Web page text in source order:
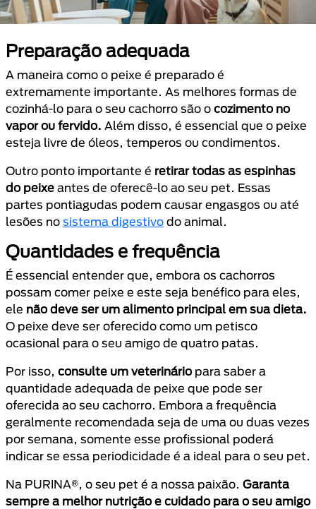
Preparação adequada
A maneira como o peixe é preparado é
extremamente importante. As melhores formas de
cozinhá-lo para o seu cachorro são o cozimento no
vapor ou fervido. Além disso, é essencial que o peixe
esteja livre de óleos, temperos ou condimentos.
Outro ponto importante é retirar todas as espinhas
do peixe antes de oferecê-lo ao seu pet. Essas
partes pontiagudas podem causar engasgos ou até
lesões no sistema digestivo do animal.
Quantidades e frequência
É essencial entender que, embora os cachorros
possam comer peixe e este seja benéfico para eles,
ele não deve ser um alimento principal em sua dieta.
O peixe deve ser oferecido como um petisco
ocasional para o seu amigo de quatro patas.
Por isso, consulte um veterináriopara saber a
quantidade adequada de peixe que pode ser
oferecida ao seu cachorro. Embora a frequência
geralmente recomendada seja de uma ou duas vezes
por semana, somente esse profissional poderá
indicar se essa periodicidade é a ideal para o seu pet.
Na PURINA®, o seu pet é a nossa paixão. Garanta
sempre a melhor nutrição e cuidado para o seu amigo